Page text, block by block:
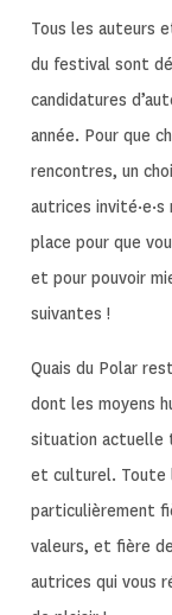
Tous les auteurs
du festival sont
candidatures
année. Pour que
rencontres, un
autrices
place pour que
et pour pouvoir
suivantes !
Quais du Polar
dont les moyens
situation actuelle
et culturel. Toute
particulièrement
valeurs, et fière
autrices qui vous